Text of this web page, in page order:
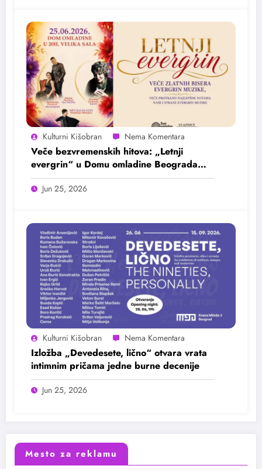
Kulturni Kišobran
Veče bezvremenskih hitova: „Letnji
evergrin“ u Domu omladine Beograda
25. juna
Jun 25, 2026
Kulturni Kišobran
Izložba „Devedesete, lično“ otvara vrata
intimnim pričama jedne burne decenije
Jun 25, 2026
Mesto za reklamu